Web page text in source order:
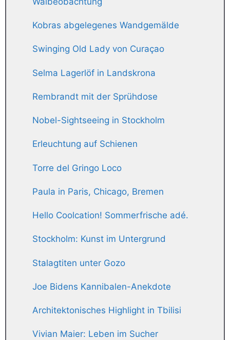
Kobras abgelegenes Wandgemälde
Swinging Old Lady von Curaçao
Selma Lagerlöf in Landskrona
Rembrandt mit der Sprühdose
Nobel-Sightseeing in Stockholm
Erleuchtung auf Schienen
Torre del Gringo Loco
Paula in Paris, Chicago, Bremen
Hello Coolcation! Sommerfrische adé.
Stockholm: Kunst im Untergrund
Stalagtiten unter Gozo
Joe Bidens Kannibalen-Anekdote
Architektonisches Highlight in Tbilisi
Vivian Maier: Leben im Sucher